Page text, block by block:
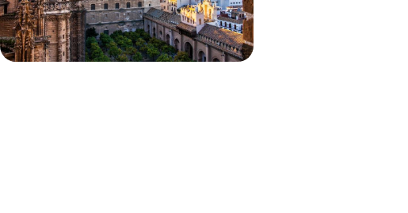
4 jours, de CHF 1900 à CHF 2500